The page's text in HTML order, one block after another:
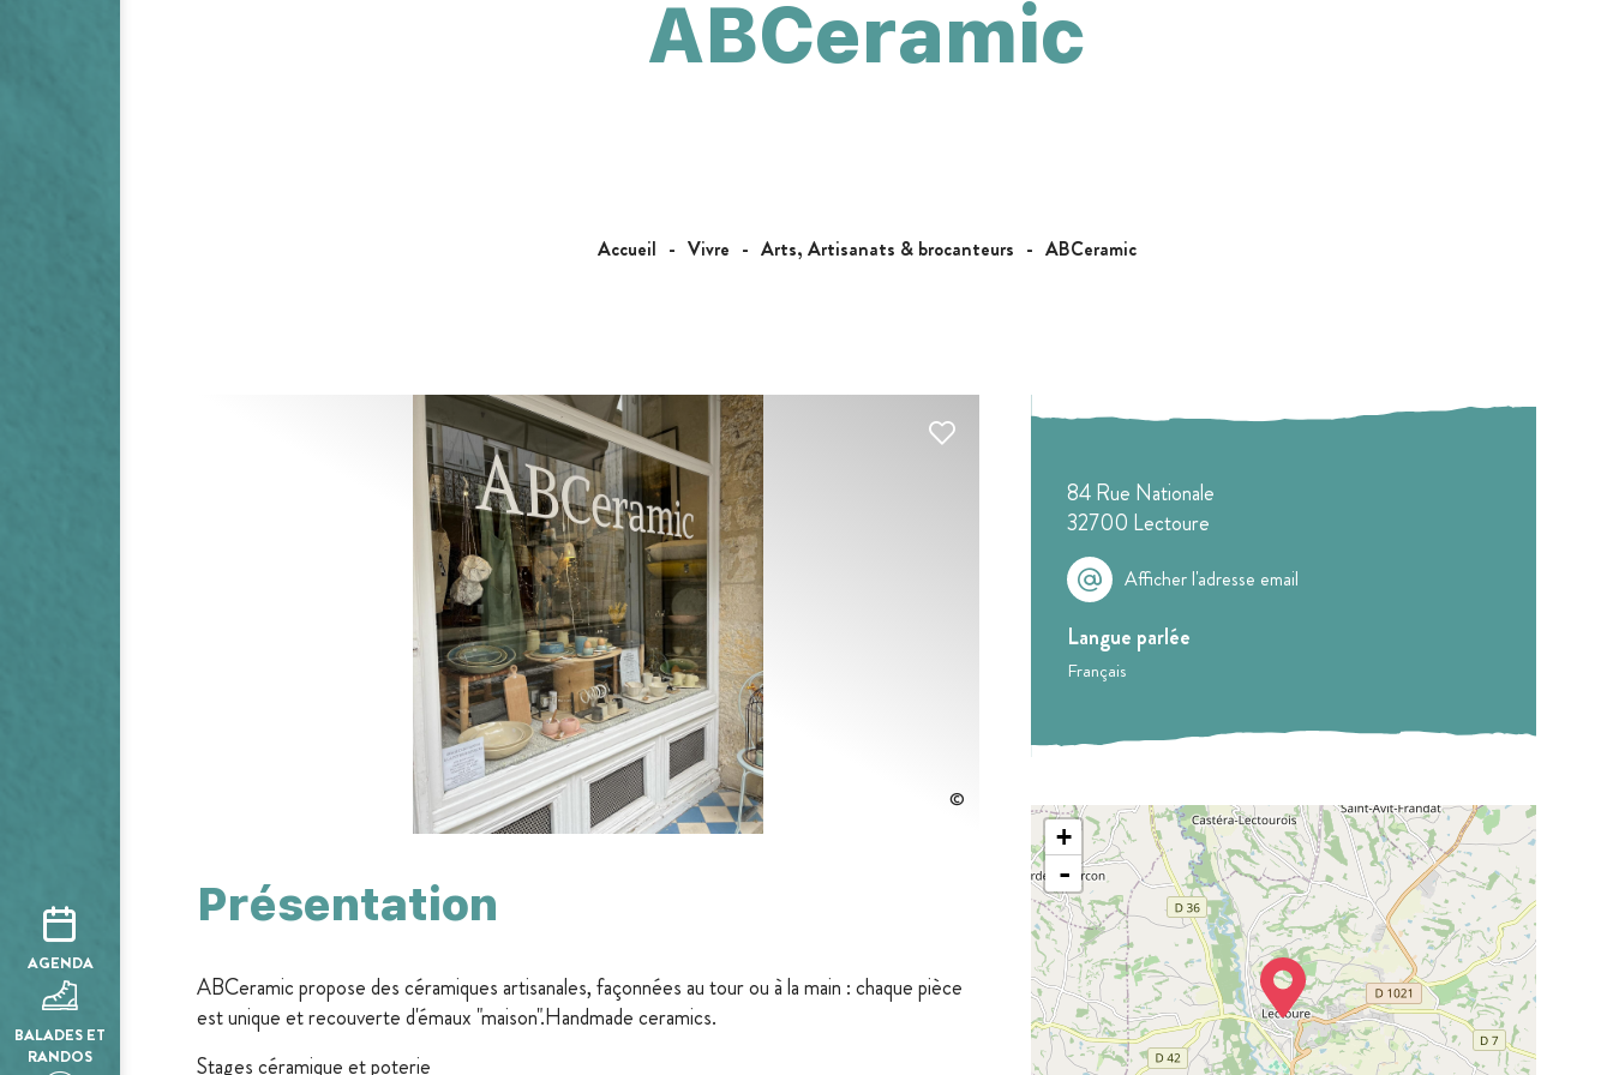
AGENDA
BALADES ET
RANDOS
Accueil Vivre Arts, Artisanats & brocanteurs ABCeramic
ABCeramic
Présentation
ABCeramic propose des céramiques artisanales, façonnées au tour ou à la main : chaque pièce
est unique et recouverte d'émaux "maison".Handmade ceramics.
Stages céramique et poterie
84 Rue Nationale
32700 Lectoure
Afficher l'adresse email
Langue parlée
Français
+
-